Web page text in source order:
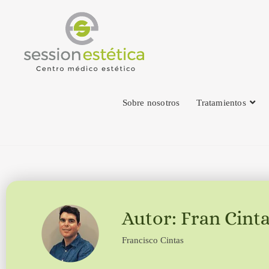
Sobre nosotros Tratamientos
Autor: Fran
Francisco Cintas